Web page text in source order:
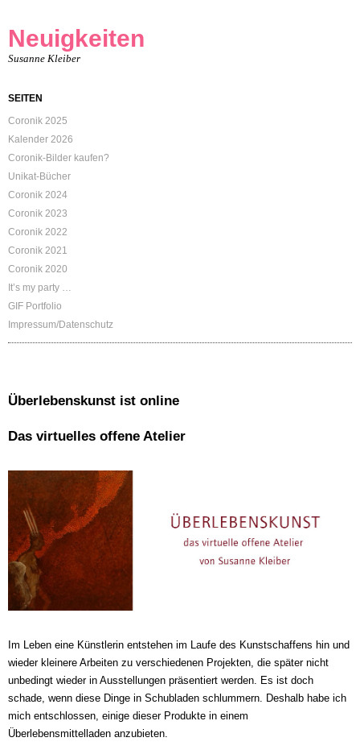
Neuigkeiten
Susanne Kleiber
SEITEN
Coronik 2025
Kalender 2026
Coronik-Bilder kaufen?
Unikat-Bücher
Coronik 2024
Coronik 2023
Coronik 2022
Coronik 2021
Coronik 2020
It’s my party …
GIF Portfolio
Impressum/Datenschutz
Überlebenskunst ist online
Das virtuelles offene Atelier
Im Leben eine Künstlerin entstehen im Laufe des Kunstschaffens hin und
wieder kleinere Arbeiten zu verschiedenen Projekten, die später nicht
unbedingt wieder in Ausstellungen präsentiert werden. Es ist doch
schade, wenn diese Dinge in Schubladen schlummern. Deshalb habe ich
mich entschlossen, einige dieser Produkte in einem
Überlebensmittelladen anzubieten.